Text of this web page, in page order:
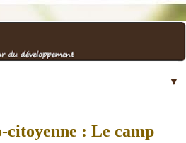
▼
citoyenne : Le camp